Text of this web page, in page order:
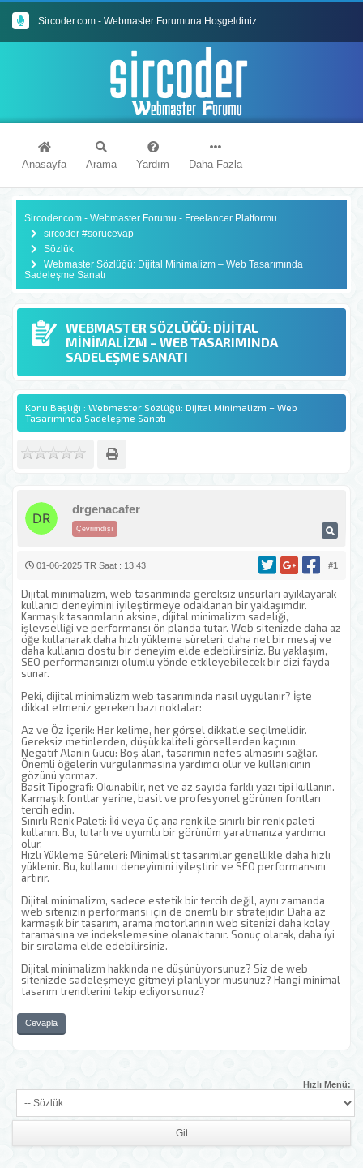
Sircoder.com - Webmaster Forumuna Hoşgeldiniz.
Sircoder.com Webmaster Forumu Kuralları
Anasayfa Arama Yardım Daha Fazla
Sircoder.com - Webmaster Forumu - Freelancer Platformu
sircoder #sorucevap
Sözlük
Webmaster Sözlüğü: Dijital Minimalizm – Web Tasarımında
Sadeleşme Sanatı
WEBMASTER SÖZLÜĞÜ: DIJITAL
MINIMALIZM – WEB TASARIMINDA
SADELEŞME SANATI
Konu Başlığı : Webmaster Sözlüğü: Dijital Minimalizm – Web
Tasarımında Sadeleşme Sanatı
Çevrimdışı
drgenacafer
#1
01-06-2025 TR Saat : 13:43
Dijital minimalizm, web tasarımında gereksiz unsurları ayıklayarak
kullanıcı deneyimini iyileştirmeye odaklanan bir yaklaşımdır.
Karmaşık tasarımların aksine, dijital minimalizm sadeliği,
işlevselliği ve performansı ön planda tutar. Web sitenizde daha az
öğe kullanarak daha hızlı yükleme süreleri, daha net bir mesaj ve
daha kullanıcı dostu bir deneyim elde edebilirsiniz. Bu yaklaşım,
SEO performansınızı olumlu yönde etkileyebilecek bir dizi fayda
sunar.
Peki, dijital minimalizm web tasarımında nasıl uygulanır? İşte
dikkat etmeniz gereken bazı noktalar:
Az ve Öz İçerik: Her kelime, her görsel dikkatle seçilmelidir.
Gereksiz metinlerden, düşük kaliteli görsellerden kaçının.
Negatif Alanın Gücü: Boş alan, tasarımın nefes almasını sağlar.
Önemli öğelerin vurgulanmasına yardımcı olur ve kullanıcının
gözünü yormaz.
Basit Tipografi: Okunabilir, net ve az sayıda farklı yazı tipi kullanın.
Karmaşık fontlar yerine, basit ve profesyonel görünen fontları
tercih edin.
Sınırlı Renk Paleti: İki veya üç ana renk ile sınırlı bir renk paleti
kullanın. Bu, tutarlı ve uyumlu bir görünüm yaratmanıza yardımcı
olur.
Hızlı Yükleme Süreleri: Minimalist tasarımlar genellikle daha hızlı
yüklenir. Bu, kullanıcı deneyimini iyileştirir ve SEO performansını
artırır.
Dijital minimalizm, sadece estetik bir tercih değil, aynı zamanda
web sitenizin performansı için de önemli bir stratejidir. Daha az
karmaşık bir tasarım, arama motorlarının web sitenizi daha kolay
taramasına ve indekslemesine olanak tanır. Sonuç olarak, daha iyi
bir sıralama elde edebilirsiniz.
Dijital minimalizm hakkında ne düşünüyorsunuz? Siz de web
sitenizde sadeleşmeye gitmeyi planlıyor musunuz? Hangi minimal
tasarım trendlerini takip ediyorsunuz?
Cevapla
Hızlı Menü: